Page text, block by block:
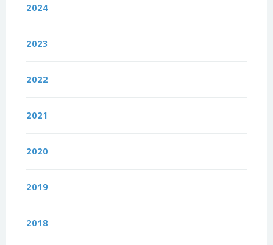
2024
2023
2022
2021
2020
2019
2018